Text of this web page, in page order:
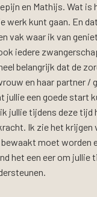
en Mathijs. Wat
werk kunt gaan. En
vak waar ik van
iedere
belangrijk dat de
en haar partner /
jullie een goede start
jullie tijdens deze tijd
Ik zie het krijgen
moet worden
het een eer om jullie